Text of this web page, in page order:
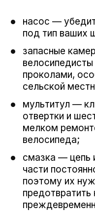
насос —
под тип ваших
запасные
проколами,
сельской
мультитул —
отвертки и
мелком
велосипеда;
смазка — цепь
части
поэтому их